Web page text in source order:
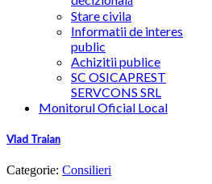
Stare civila
Informatii de interes
public
Achizitii publice
SC OSICAPREST
SERVCONS SRL
Monitorul Oficial Local
Vlad Traian
Categorie: Consilieri